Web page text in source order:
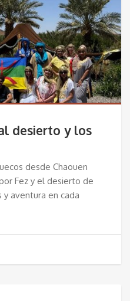
desierto y los
desde Chaouen
Fez y el desierto de
y aventura en cada